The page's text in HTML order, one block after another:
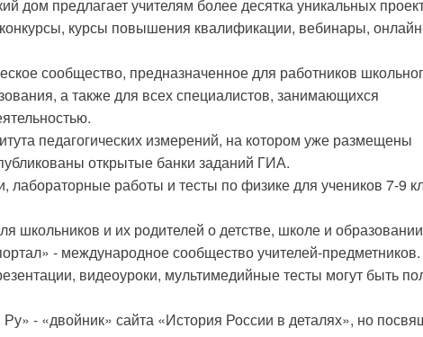
дом предлагает учителям более десятка уникальных
курсы повышения квалификации, вебинары,
сообщество, предназначенное для работников
а также для всех специалистов, занимающихся
педагогических измерений, на котором уже размещены
открытые банки заданий ГИА.
лабораторные работы и тесты по физике для учеников 7-9
школьников и их родителей о детстве, школе и образовании
- международное сообщество учителей-предметников.
видеоуроки, мультимедийные тесты могут быть
- «двойник» сайта «История России в деталях», но